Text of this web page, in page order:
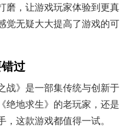
磨，让游戏玩家体验到更真
觉无疑大大提高了游戏的可
过
战》是一部集传统与创新于
绝地求生》的老玩家，还是
这款游戏都值得一试。